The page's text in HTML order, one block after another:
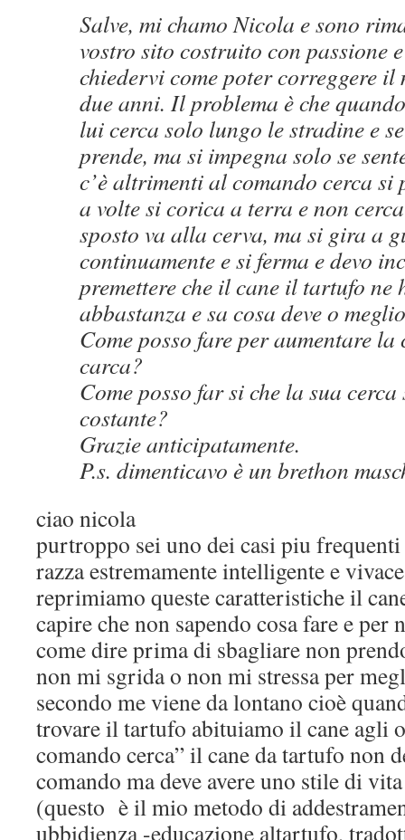
Salve, mi chamo Nicola e sono
vostro sito costruito con passione
chiedervi come poter correggere il
due anni. Il problema è che
lui cerca solo lungo le stradine e
prende, ma si impegna solo se
c’è altrimenti al comando cerca si
a volte si corica a terra e non
sposto va alla cerva, ma si gira a
continuamente e si ferma e devo
premettere che il cane il tartufo ne
abbastanza e sa cosa deve o
Come posso fare per aumentare
carca?
Come posso far si che la sua
costante?
Grazie anticipatamente.
P.s. dimenticavo è un brethon
ciao nicola
purtroppo sei uno dei casi piu
razza estremamente intelligente e
reprimiamo queste caratteristiche il
capire che non sapendo cosa fare e
come dire prima di sbagliare non
non mi sgrida o non mi stressa per
secondo me viene da lontano cioè
trovare il tartufo abituiamo il cane agli
comando cerca” il cane da tartufo non
comando ma deve avere uno stile di
(questo è il mio metodo di
ubbidienza -educazione altartufo,